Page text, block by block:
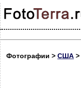
Фотографии > США >